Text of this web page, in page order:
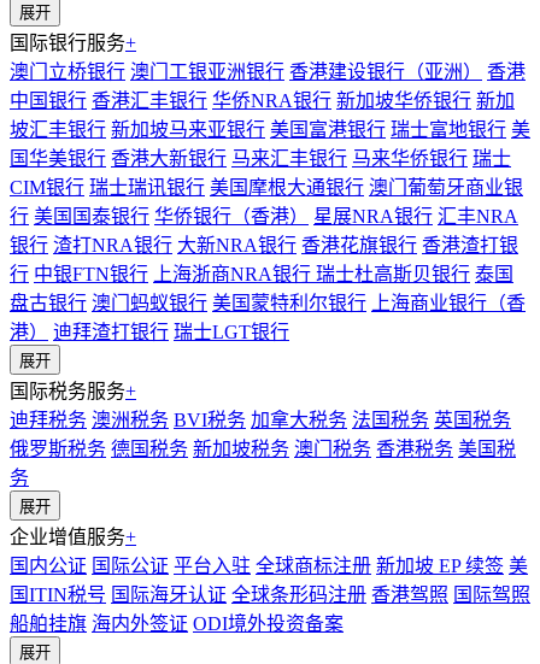
展开
国际银行服务+
澳门立桥银行 澳门工银亚洲银行 香港建设银行（亚洲）
香港
中国银行 香港汇丰银行 华侨NRA银行 新加坡华侨银行 新加
坡汇丰银行 新加坡马来亚银行 美国富港银行 瑞士富地银行 美
国华美银行 香港大新银行 马来汇丰银行 马来华侨银行 瑞士
CIM银行 瑞士瑞讯银行 美国摩根大通银行 澳门葡萄牙商业银
行 美国国泰银行 华侨银行（香港） 星展NRA银行 汇丰NRA
银行 渣打NRA银行 大新NRA银行 香港花旗银行 香港渣打银
行 中银FTN银行 上海浙商NRA银行 瑞士杜高斯贝银行 泰国
盘古银行 澳门蚂蚁银行 美国蒙特利尔银行
上海商业银行（香
港）
迪拜渣打银行 瑞士LGT银行
展开
国际税务服务+
迪拜税务 澳洲税务 BVI税务 加拿大税务 法国税务 英国税务
俄罗斯税务 德国税务 新加坡税务 澳门税务 香港税务 美国税
务
展开
企业增值服务+
国内公证 国际公证 平台入驻 全球商标注册 新加坡 EP 续签 美
国ITIN税号 国际海牙认证 全球条形码注册 香港驾照 国际驾照
船舶挂旗 海内外签证 ODI境外投资备案
展开